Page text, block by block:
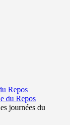
Repos
du Repos
journées du